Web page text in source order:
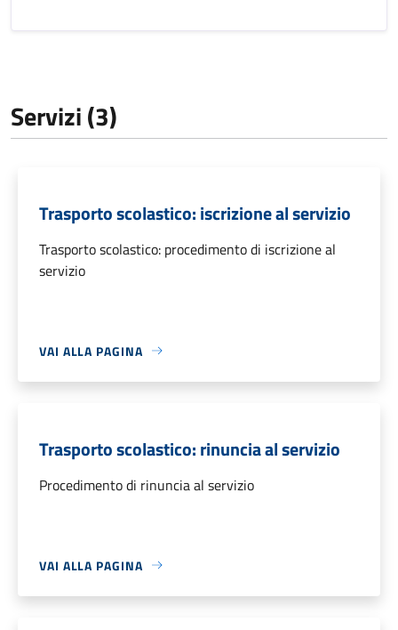
Servizi (3)
Trasporto scolastico: iscrizione al servizio
Trasporto scolastico: procedimento di iscrizione al
servizio
VAI ALLA PAGINA
Trasporto scolastico: rinuncia al servizio
Procedimento di rinuncia al servizio
VAI ALLA PAGINA